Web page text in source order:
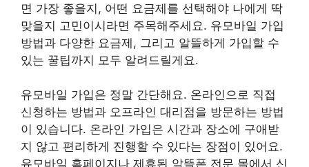
면 가장 좋을지, 어떤 요금제를 선택해야 나에게 딱
맞을지 고민이시라면 주목해주세요. 유모바일 가입
방법과 다양한 요금제, 그리고 알뜰하게 가입할 수
있는 꿀팁까지 모두 알려드릴게요.
유모바일 가입은 정말 간단해요. 온라인으로 직접
신청하는 방법과 오프라인 대리점을 방문하는 방법
이 있습니다. 온라인 가입은 시간과 장소에 구애받
지 않고 편리하게 진행할 수 있다는 장점이 있어요.
유모바일 홈페이지나 제휴된 알뜰폰 전문 몰에서 신